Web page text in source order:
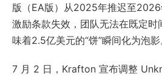
版（EA版）从2025年推迟至
激励条款失效，团队无法在既定时
味着2.5亿美元的“饼”瞬间化为泡影
7 月 2 日，Krafton 宣布调整